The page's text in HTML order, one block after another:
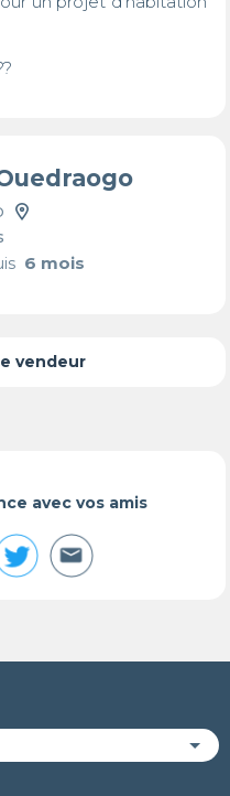
6 mois
vendeur
avec vos amis